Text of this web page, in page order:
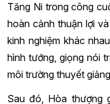
Tăng Ni trong công
hoàn cảnh thuận lợi
kinh nghiệm khác
hình tướng, giọng nói
môi trường thuyết
Sau đó, Hòa thượng